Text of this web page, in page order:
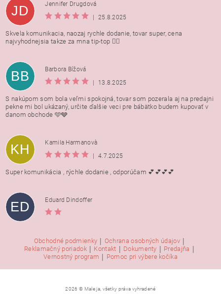
JD
Jennifer Drugdová
|
25.8.2025
Skvela komunikacia, naozaj rychle dodanie, tovar super, cena
najvyhodnejsia takze za mna tip-top 👍🏻
BB
Barbora Bížová
|
13.8.2025
S nakúpom som bola veľmi spokojná, tovar som pozerala aj na predajni
pekne mi bol ukázaný, určite ďalšie veci pre bábätko budem kupovať v
danom obchode 🩵🩶
KH
Kamila Harmanovà
|
4.7.2025
Super komunikácia , rýchle dodanie , odporúčam 💕💕💕💕
ED Eduard Dindoffer
Obchodné podmienky | Ochrana osobných údajov |
Reklamačný poriadok | Kontakt | Dokumenty | Predajňa |
Vernostný program | Pomoc pri výbere kočíka
2026 © Male ja, všetky práva vyhradené